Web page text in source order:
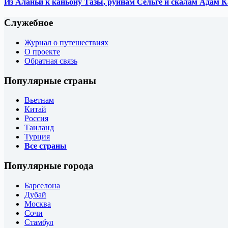
Из Аланьи к каньону Тазы, руинам Сельге и скалам Адам
Служебное
Журнал о путешествиях
О проекте
Обратная связь
Популярные страны
Вьетнам
Китай
Россия
Таиланд
Турция
Все страны
Популярные города
Барселона
Дубай
Москва
Сочи
Стамбул